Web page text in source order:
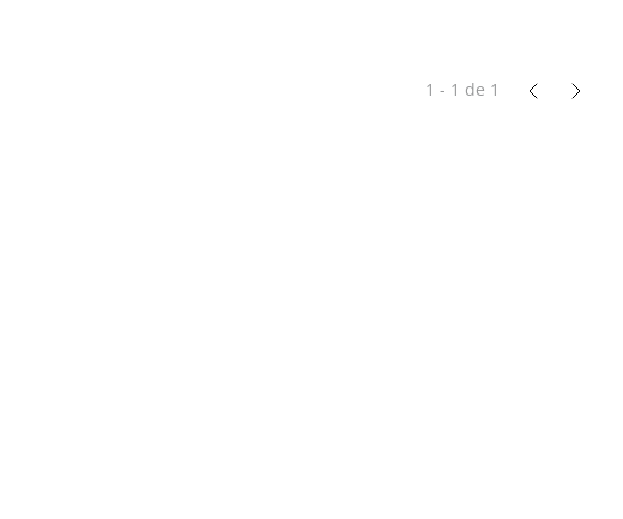
1 - 1 de 1